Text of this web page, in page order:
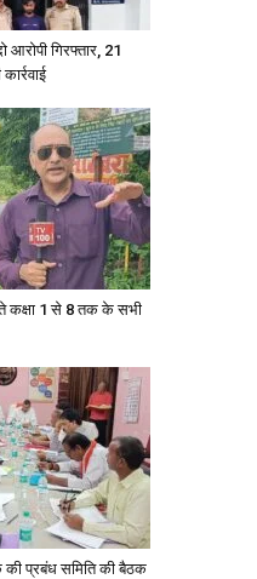
आरोपी गिरफ्तार, 21
कक्षा 1 से 8 तक के सभी
की प्रबंध समिति की बैठक